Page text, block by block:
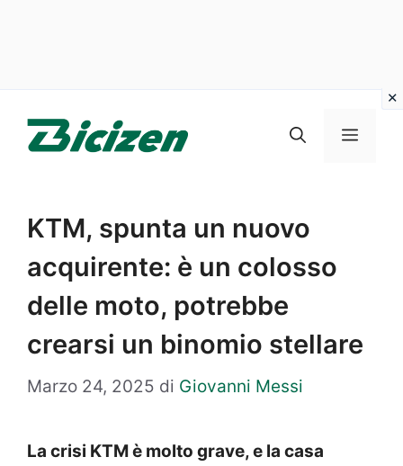
Menu
KTM, spunta un nuovo
acquirente: è un colosso
delle moto, potrebbe
crearsi un binomio stellare
Marzo 24, 2025 di Giovanni Messi
La crisi KTM è molto grave, e la casa